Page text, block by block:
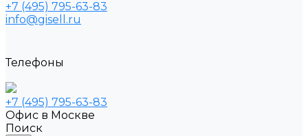
+7 (495) 795-63-83
info@gisell.ru
Телефоны
+7 (495) 795-63-83
Офис в Москве
Поиск